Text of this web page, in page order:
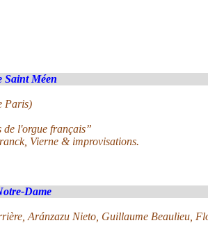
Saint Méen
Paris)
de l'orgue français”
Vierne & improvisations.
Dame
Aránzazu Nieto, Guillaume Beaulieu,